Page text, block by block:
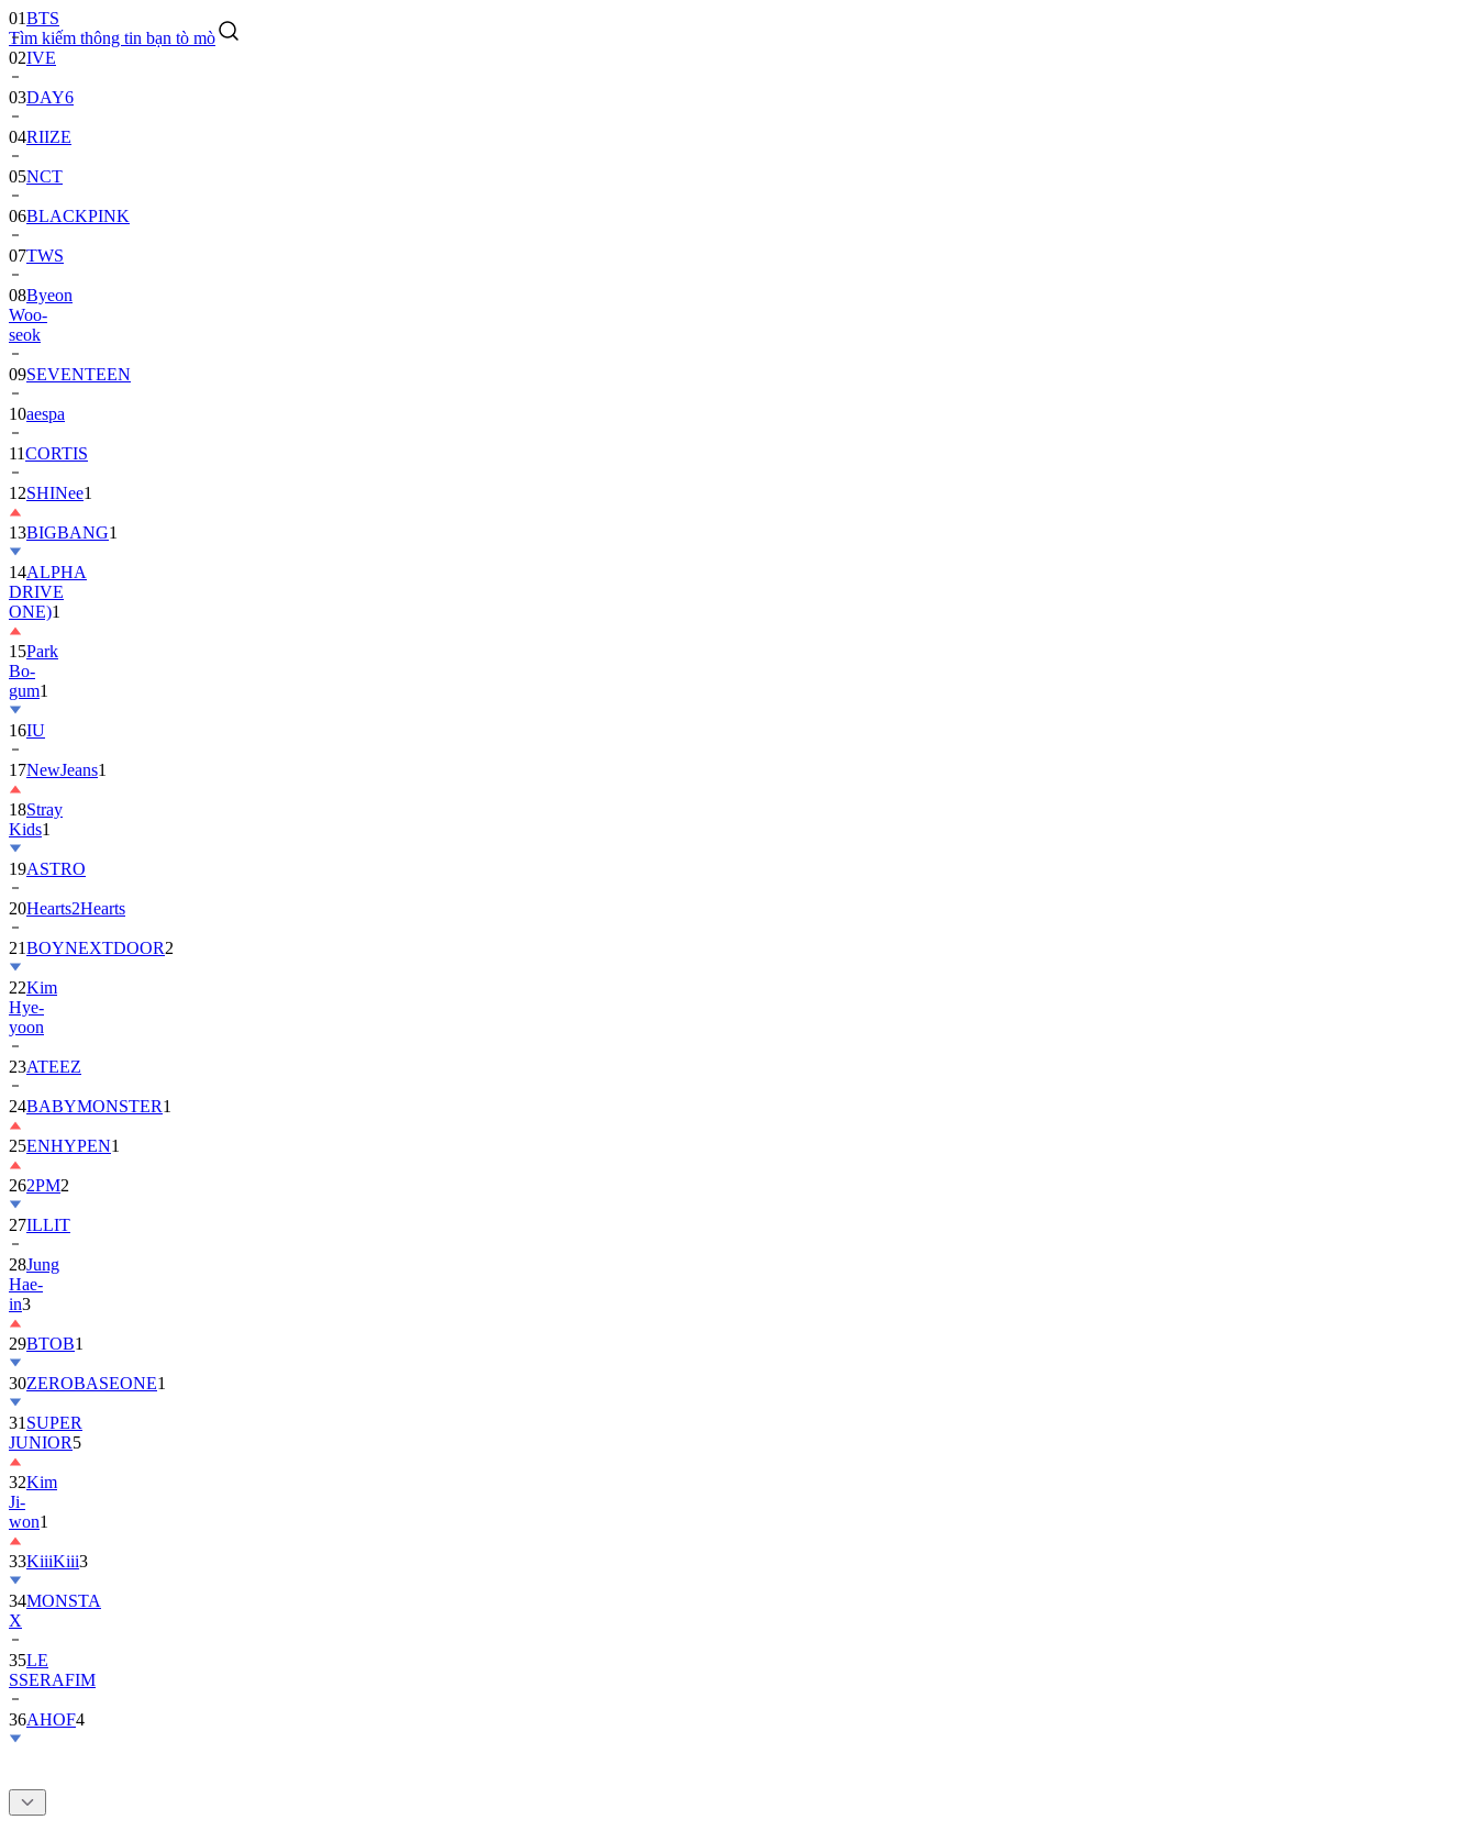
Tìm kiếm thông tin bạn tò mò
02IVE
03DAY6
04RIIZE
05NCT
06BLACKPINK
07TWS
08Byeon
Woo-
seok
09SEVENTEEN
10aespa
11CORTIS
12SHINee1
13BIGBANG
14ALPHA
DRIVE
ONE)1
15Park
Bo-
gum1
16IU
17NewJeans
18Stray
Kids
19ASTRO
20Hearts2Hearts
21BOYNEXTDOOR
22Kim
Hye-
yoon
23ATEEZ
24BABYMONSTER
25ENHYPEN1
262PM2
27ILLIT
28Jung
Hae-
in3
29BTOB
30ZEROBASEONE
31SUPER
JUNIOR
32Kim
Ji-
won1
33KiiiKiii
34MONSTA
X
35
SSERAFIM
36AHOF4